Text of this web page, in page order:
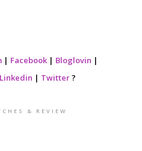
| Facebook| Bloglovin |
Linkedin | Twitter?
& REVIEW